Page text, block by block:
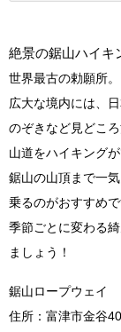
絶景の鋸山ハイキ
世界最古の勅願所。
広大な境内には、
のぞきなど見どころ
山道をハイキング
鋸山の山頂まで一
乗るのがおすすめで
季節ごとに変わる
ましょう！
鋸山ロープウェイ
住所：富津市金谷